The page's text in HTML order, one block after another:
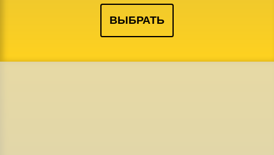
ВЫБРАТЬ